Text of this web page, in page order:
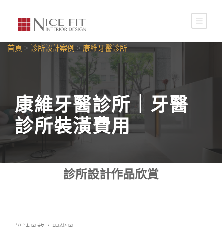
首頁 > 診所設計案例 > 康維牙醫診所
康維牙醫診所｜牙醫
診所裝潢費用
診所設計作品欣賞